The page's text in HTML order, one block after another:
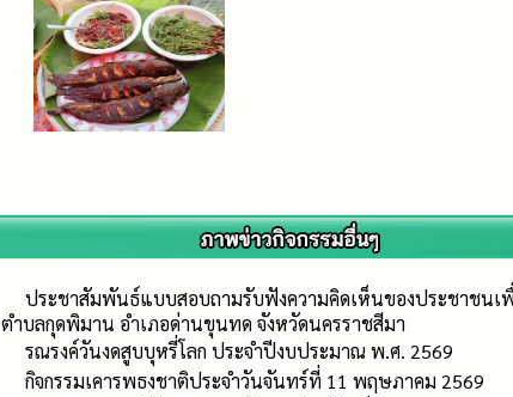
ประชาสัมพันธ์แบบสอบถามรับฟังความคิดเห็นของประชาชน
ตำบลกุดพิมาน อำเภอด่านขุนทด จังหวัดนครราชสีมา
รณรงค์วันงดสูบบุหรี่โลก ประจำปีงบประมาณ พ.ศ. 2569
กิจกรรมเคารพธงชาติประจำวันจันทร์ที่ 11 พฤษภาคม 2569